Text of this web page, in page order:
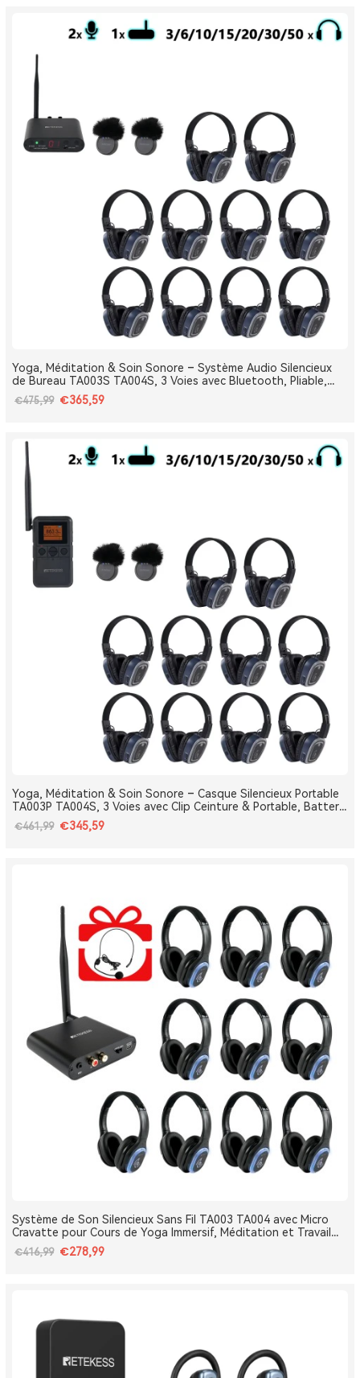
Yoga, Méditation & Soin Sonore – Système Audio Silencieux
de Bureau TA003S TA004S, 3 Voies avec Bluetooth, Pliable,
Type-C, Bass Boost
€475,99 €365,59
Yoga, Méditation & Soin Sonore – Casque Silencieux Portable
TA003P TA004S, 3 Voies avec Clip Ceinture & Portable, Batterie
Amovible, Bluetooth, Bass Boost
€461,99 €345,59
Système de Son Silencieux Sans Fil TA003 TA004 avec Micro
Cravatte pour Cours de Yoga Immersif, Méditation et Travail
Respiratoire
€416,99 €278,99